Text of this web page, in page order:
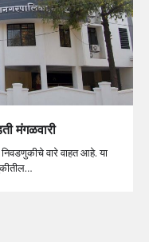
मंगळवारी
वारे वाहत आहे. या